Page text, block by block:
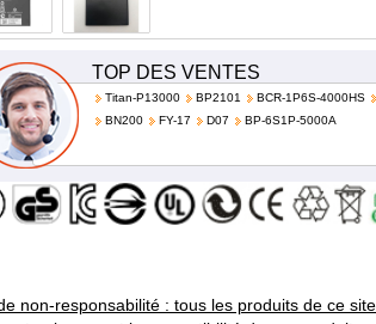
TOP DES VENTES
Titan-P13000 BP2101 BCR-1P6S-4000HS
BN200
FY-17 D07 BP-6S1P-5000A
non-responsabilité : tous les produits de ce